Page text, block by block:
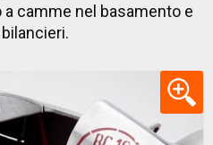
a camme nel basamento e